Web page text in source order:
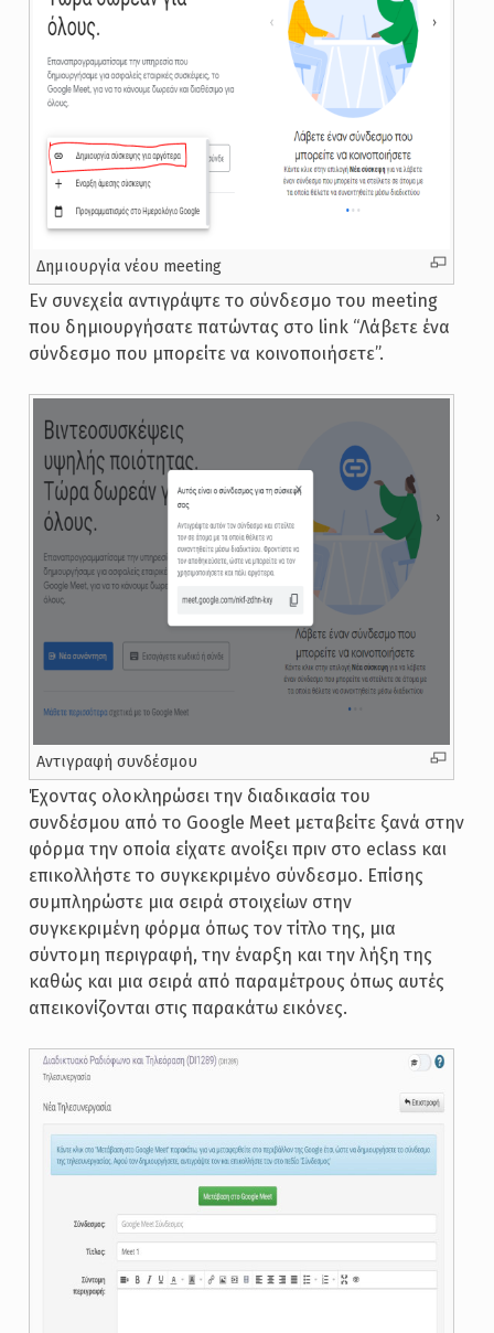
Δημιουργία νέου meeting
Εν συνεχεία αντιγράψτε το σύνδεσμο του meeting
που δημιουργήσατε πατώντας στο link “Λάβετε ένα
σύνδεσμο που μπορείτε να κοινοποιήσετε”.
Αντιγραφή συνδέσμου
Έχοντας ολοκληρώσει την διαδικασία του
συνδέσμου από το Google Meet μεταβείτε ξανά στην
φόρμα την οποία είχατε ανοίξει πριν στο eclass και
επικολλήστε το συγκεκριμένο σύνδεσμο. Επίσης
συμπληρώστε μια σειρά στοιχείων στην
συγκεκριμένη φόρμα όπως τον τίτλο της, μια
σύντομη περιγραφή, την έναρξη και την λήξη της
καθώς και μια σειρά από παραμέτρους όπως αυτές
απεικονίζονται στις παρακάτω εικόνες.